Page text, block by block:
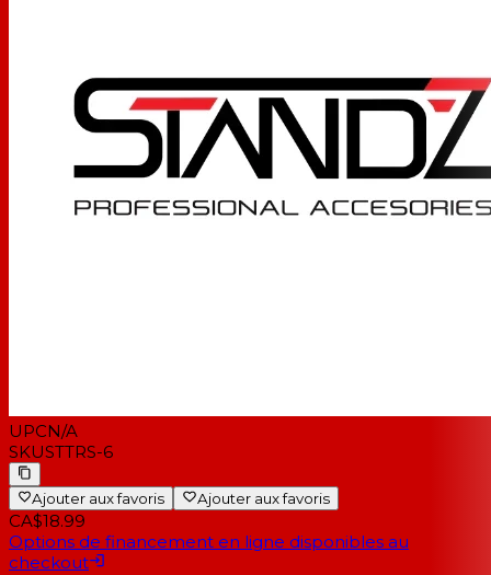
UPCN/A
SKUSTTRS-6
Ajouter aux favoris Ajouter aux favoris
CA$18.99
Options de financement en ligne disponibles au
checkout